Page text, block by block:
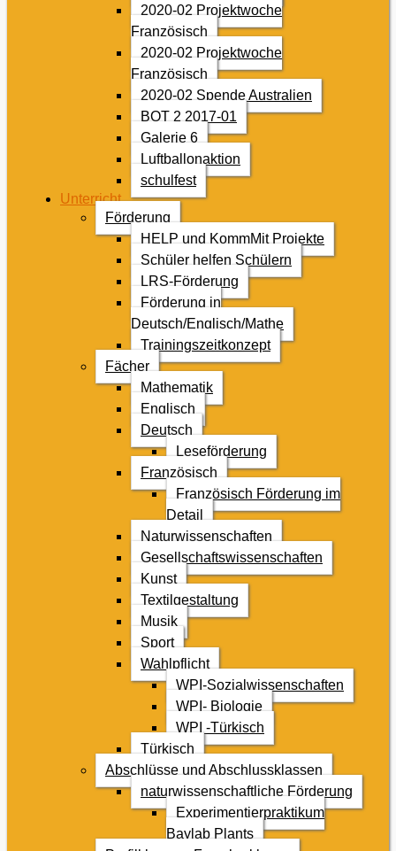
2020-02 Projektwoche
Französisch
2020-02 Projektwoche
Französisch
2020-02 Spende Australien
BOT 2 2017-01
Galerie 6
Luftballonaktion
schulfest
Unterricht
Förderung
HELP und KommMit Projekte
Schüler helfen Schülern
LRS-Förderung
Förderung in
Deutsch/Englisch/Mathe
Trainingszeitkonzept
Fächer
Mathematik
Englisch
Deutsch
Leseförderung
Französisch
Französisch Förderung im
Detail
Naturwissenschaften
Gesellschaftswissenschaften
Kunst
Textilgestaltung
Musik
Sport
Wahlpflicht
WPI-Sozialwissenschaften
WPI- Biologie
WPI -Türkisch
Türkisch
Abschlüsse und Abschlussklassen
naturwissenschaftliche Förderung
Experimentierpraktikum
Baylab Plants